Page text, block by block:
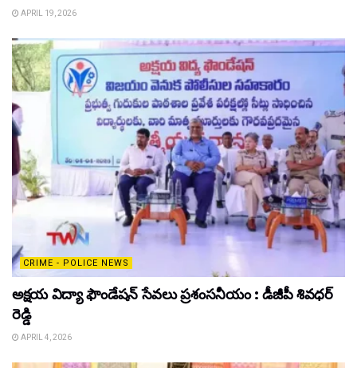
APRIL 19, 2026
CRIME - POLICE NEWS
అక్షయ విద్యా ఫౌండేషన్ సేవలు ప్రశంసనీయం : డీజీపీ శివధర్
రెడ్డి
APRIL 4, 2026